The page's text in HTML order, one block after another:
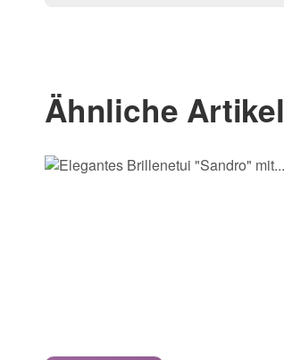
(* = Pflichtfelder)
Ähnliche Artikel